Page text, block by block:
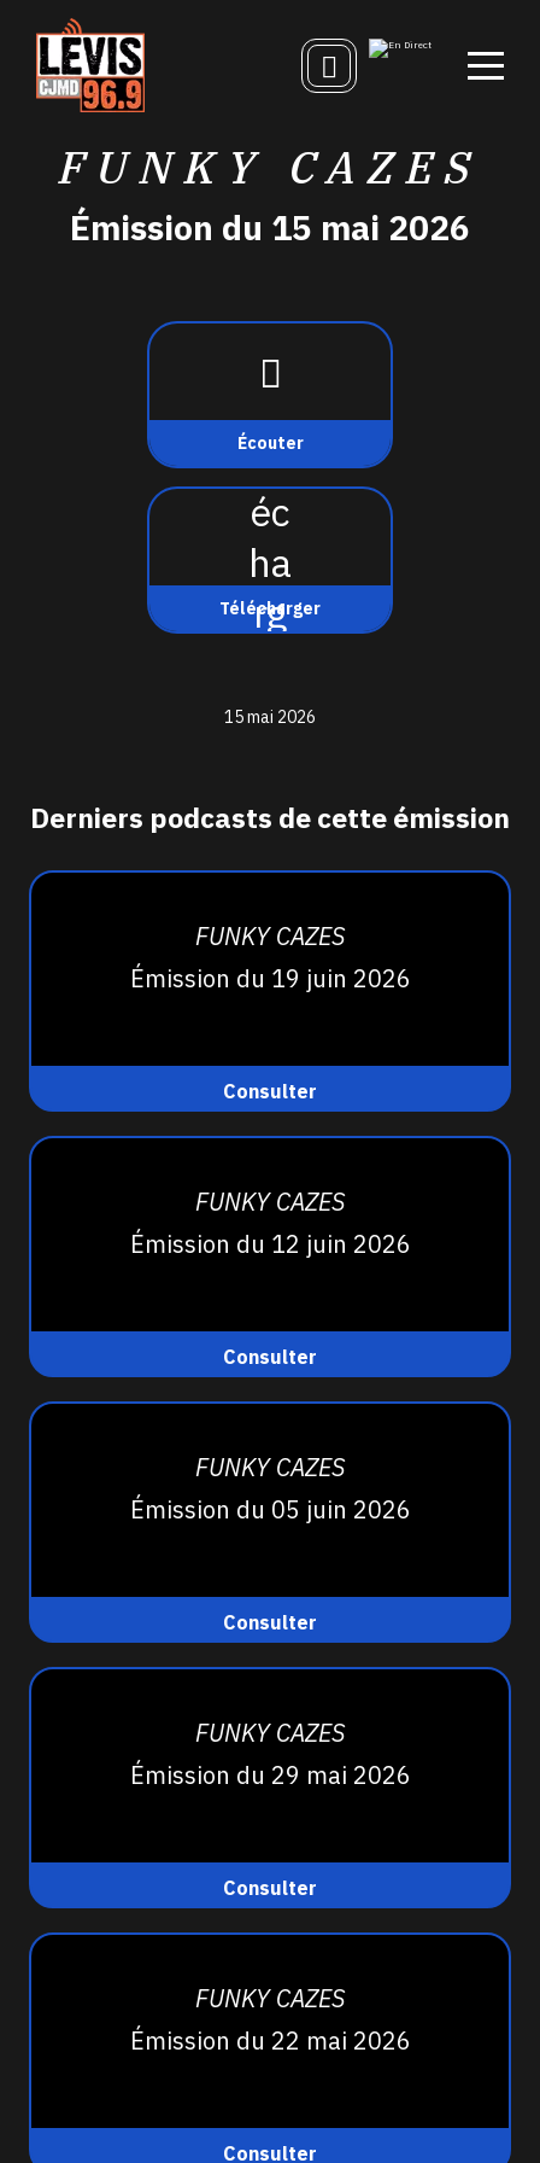
FUNKY CAZES
Émission du 15 mai 2026
Écouter
Télécharger
15 mai 2026
Derniers podcasts de cette émission
FUNKY CAZES
Émission du 19 juin 2026
Consulter
FUNKY CAZES
Émission du 12 juin 2026
Consulter
FUNKY CAZES
Émission du 05 juin 2026
Consulter
FUNKY CAZES
Émission du 29 mai 2026
Consulter
FUNKY CAZES
Émission du 22 mai 2026
Consulter